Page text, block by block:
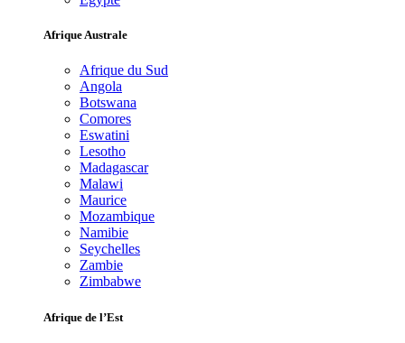
Afrique Australe
Afrique du Sud
Angola
Botswana
Comores
Eswatini
Lesotho
Madagascar
Malawi
Maurice
Mozambique
Namibie
Seychelles
Zambie
Zimbabwe
Afrique de l’Est